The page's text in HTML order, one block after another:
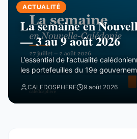
ACTUALITÉ
La semaine en
— 3 au 9 août 2026
L’essentiel de l’actualité
les portefeuilles du 19e
incendies du Mont-Dore, le Betico
CALEDOSPHERE 9 août 2026